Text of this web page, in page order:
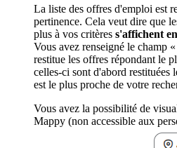
La liste des offres d'emploi est
pertinence. Cela veut dire que
plus à vos critères s'affichent
Vous avez renseigné le champ
restitue les offres répondant le
celles-ci sont d'abord restituées
est le plus proche de votre
Vous avez la possibilité de
Mappy (non accessible aux